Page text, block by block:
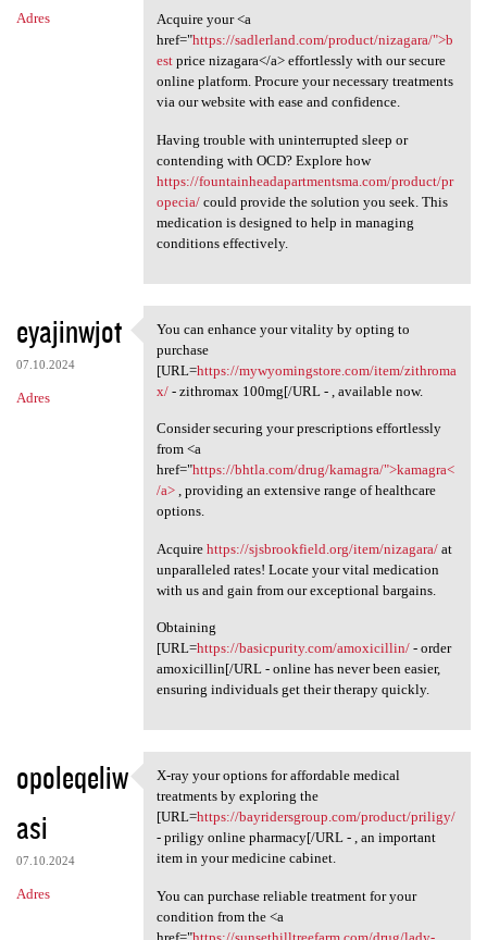
Adres
Acquire your <a
href="https://sadlerland.com/product/nizagara/">b
estprice nizagara</a> effortlessly with our secure
online platform. Procure your necessary treatments
via our website with ease and confidence.
Having trouble with uninterrupted sleep or
contending with OCD? Explore how
https://fountainheadapartmentsma.com/product/pr
opecia/could provide the solution you seek. This
medication is designed to help in managing
conditions effectively.
eyajinwjot
07.10.2024
Adres
You can enhance your vitality
You can enhance your vitality by opting to
purchase
[URL=https://mywyomingstore.com/item/zithroma
x/- zithromax 100mg[/URL - , available now.
Consider securing your prescriptions effortlessly
from <a
href="https://bhtla.com/drug/kamagra/">kamagra<
/a>, providing an extensive range of healthcare
options.
Acquire https://sjsbrookfield.org/item/nizagara/at
unparalleled rates! Locate your vital medication
with us and gain from our exceptional bargains.
Obtaining
[URL=https://basicpurity.com/amoxicillin/- order
amoxicillin[/URL - online has never been easier,
ensuring individuals get their therapy quickly.
opoleqeliw
asi
07.10.2024
Adres
X-ray your options for
X-ray your options for affordable medical
treatments by exploring the
[URL=https://bayridersgroup.com/product/priligy/
- priligy online pharmacy[/URL - , an important
item in your medicine cabinet.
You can purchase reliable treatment for your
condition from the <a
href="https://sunsethilltreefarm.com/drug/lady-